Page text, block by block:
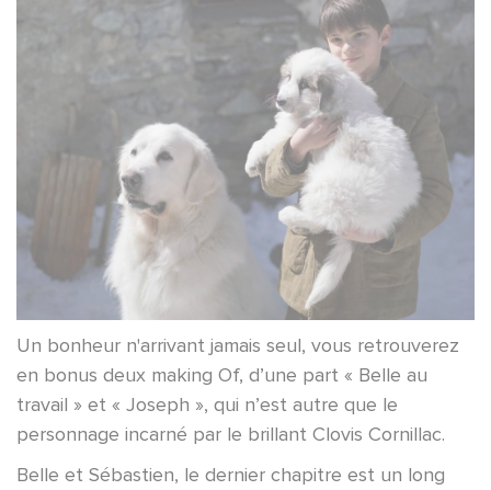
Un bonheur n'arrivant jamais seul, vous retrouverez
en bonus deux making Of, d’une part « Belle au
travail » et « Joseph », qui n’est autre que le
personnage incarné par le brillant Clovis Cornillac.
Belle et Sébastien, le dernier chapitre est un long